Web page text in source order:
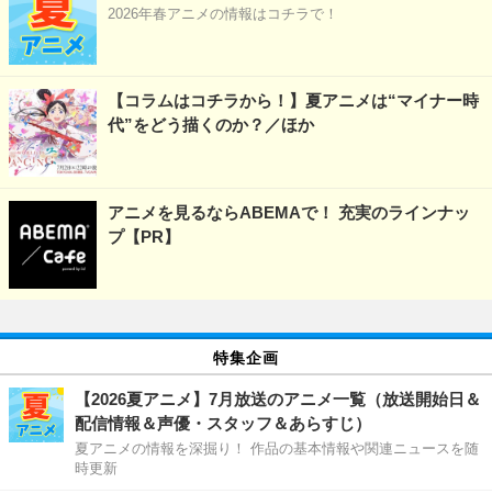
2026年春アニメの情報はコチラで！
【コラムはコチラから！】夏アニメは“マイナー時
代”をどう描くのか？／ほか
アニメを見るならABEMAで！ 充実のラインナッ
プ【PR】
特集企画
【2026夏アニメ】7月放送のアニメ一覧（放送開始日＆
配信情報＆声優・スタッフ＆あらすじ）
夏アニメの情報を深掘り！ 作品の基本情報や関連ニュースを随
時更新